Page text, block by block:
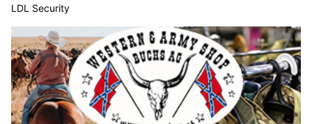
LDL Security